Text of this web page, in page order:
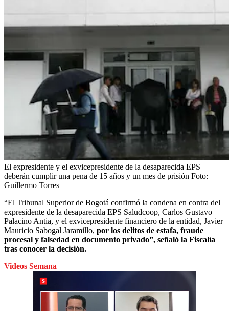
El expresidente y el exvicepresidente de la desaparecida EPS
deberán cumplir una pena de 15 años y un mes de prisión Foto:
Guillermo Torres
“El Tribunal Superior de Bogotá confirmó la condena en contra del
expresidente de la desaparecida EPS Saludcoop, Carlos Gustavo
Palacino Antia, y el exvicepresidente financiero de la entidad, Javier
Mauricio Sabogal Jaramillo, por los delitos de estafa, fraude
procesal y falsedad en documento privado”, señaló la Fiscalía
tras conocer la decisión.
Videos Semana